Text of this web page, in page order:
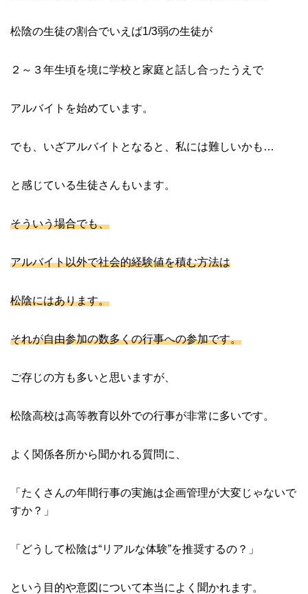
松陰の生徒の割合でいえば1/3弱の生徒が
２～３年生頃を境に学校と家庭と話し合ったうえで
アルバイトを始めています。
でも、いざアルバイトとなると、私には難しいかも…
と感じている生徒さんもいます。
そういう場合でも、
アルバイト以外で社会的経験値を積む方法は
松陰にはあります。
それが自由参加の数多くの行事への参加です。
ご存じの方も多いと思いますが、
松陰高校は高等教育以外での行事が非常に多いです。
よく関係各所から聞かれる質問に、
「たくさんの年間行事の実施は企画管理が大変じゃないで
すか？」
「どうして松陰は“リアルな体験”を推奨するの？」
という目的や意図について本当によく聞かれます。